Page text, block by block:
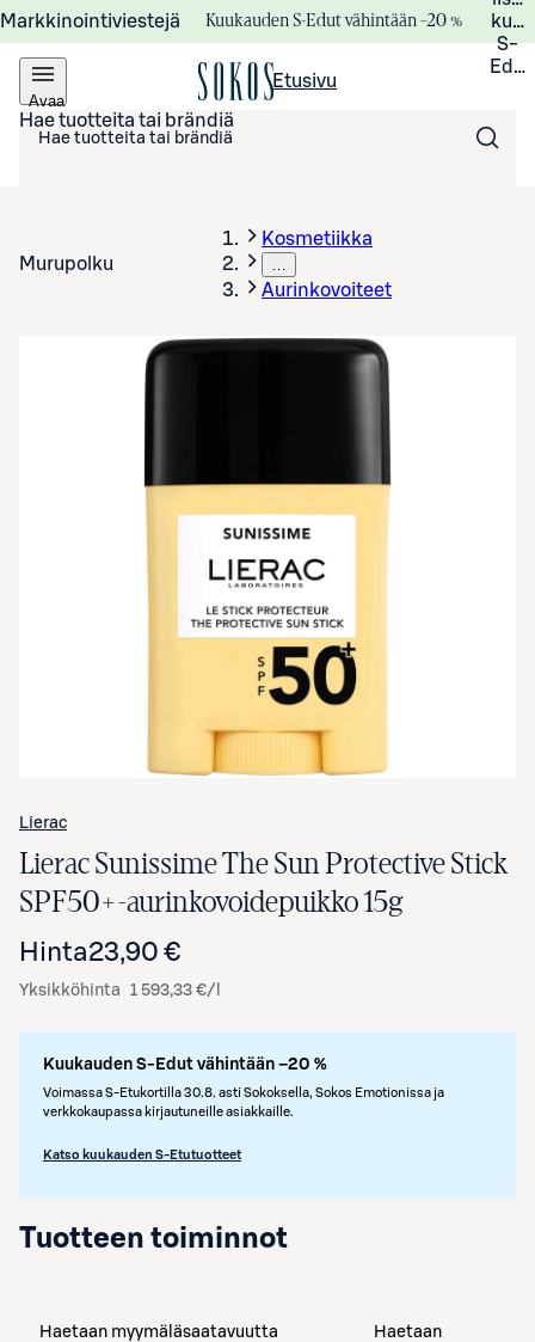
Markkinointiviestejä Kuukauden S-Edut vähintään –20 %
S-
Avaa
valikko
Etusivu
Hae tuotteita tai brändiä
Murupolku
Kosmetiikka
…
Aurinkovoiteet
Avaa tuotekuva suurennettuna
Lierac
Lierac Sunissime The Sun Protective Stick
SPF50+ -aurinkovoidepuikko 15g
Hinta23,90 €
Yksikköhinta 1 593,33 €/l
Kuukauden S-Edut vähintään –20 %
Voimassa S-Etukortilla 30.8. asti Sokoksella, Sokos Emotionissa ja
verkkokaupassa kirjautuneille asiakkaille.
Katso kuukauden S-Etutuotteet
Tuotteen toiminnot
Haetaan myymäläsaatavuutta
Haetaan